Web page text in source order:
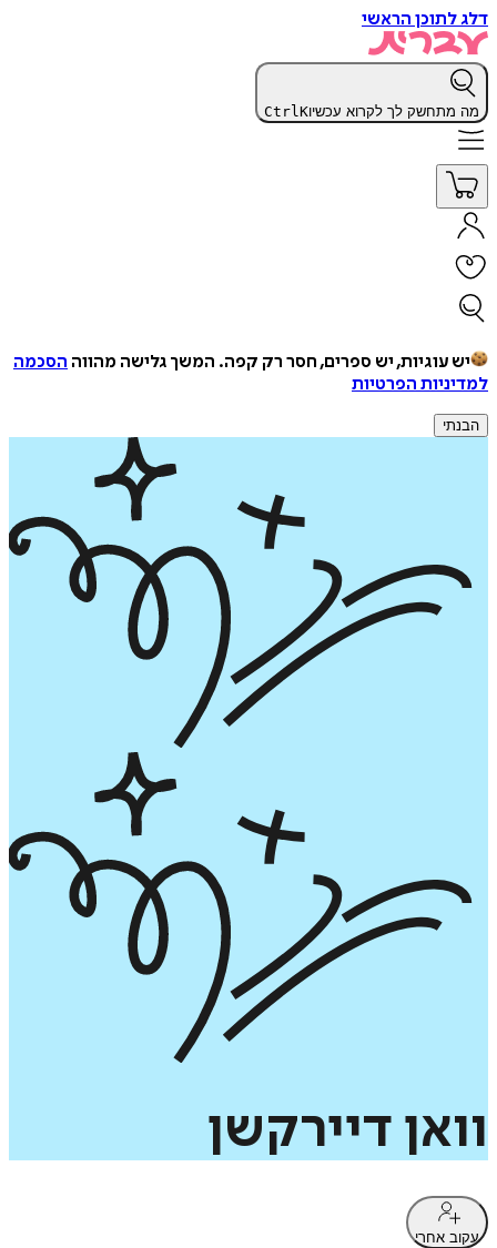
דלג לתוכן הראשי
מה מתחשק לך לקרוא עכשיו CtrlK
יש עוגיות, יש ספרים, חסר רק קפה. המשך גלישה מהווה הסכמה
למדיניות הפרטיות
הבנתי
וואן דיירקשן
עקוב אחרי